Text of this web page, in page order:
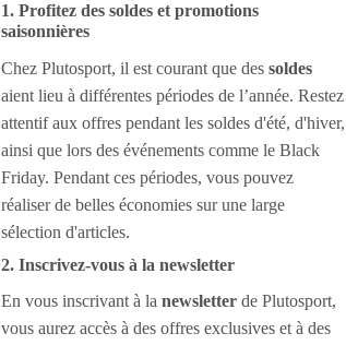
1. Profitez des soldes et promotions
saisonnières
Chez Plutosport, il est courant que des soldes
aient lieu à différentes périodes de l’année. Restez
attentif aux offres pendant les soldes d'été, d'hiver,
ainsi que lors des événements comme le Black
Friday. Pendant ces périodes, vous pouvez
réaliser de belles économies sur une large
sélection d'articles.
2. Inscrivez-vous à la newsletter
En vous inscrivant à la newsletter de Plutosport,
vous aurez accès à des offres exclusives et à des